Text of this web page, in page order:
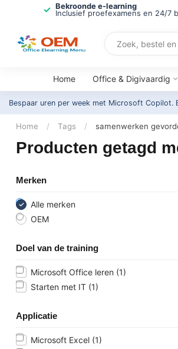
Bekroonde e-learning
Inclusief proefexamens en 24/7
Home Office & Digivaardig
Bespaar uren per week met Microsoft Copilot.
Home / Tags / samenwerken
Producten getagd
Merken
Alle merken
OEM
Doel van de training
Microsoft Office leren (1)
Starten met IT (1)
Applicatie
Microsoft Excel (1)